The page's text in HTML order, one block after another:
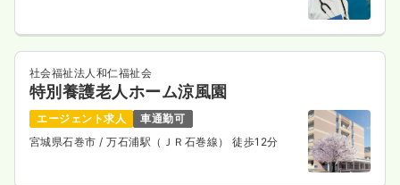
社会福祉法人和仁福祉会
特別養護老人ホーム涼風園
エージェント求人
車通勤可
宮城県石巻市/ 万石浦駅（ＪＲ石巻線） 徒歩12分